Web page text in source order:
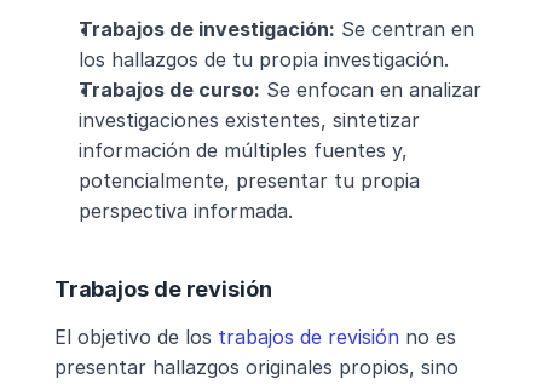
Trabajos de investigación: Se centran en
los hallazgos de tu propia investigación.
Trabajos de curso: Se enfocan en analizar
investigaciones existentes, sintetizar
información de múltiples fuentes y,
potencialmente, presentar tu propia
perspectiva informada.
Trabajos de revisión
El objetivo de los trabajos de revisión no es
presentar hallazgos originales propios, sino